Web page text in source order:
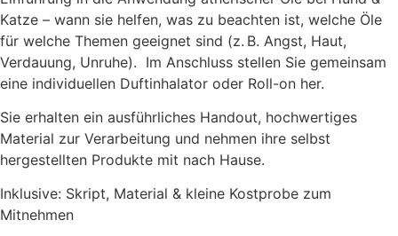
Katze – wann sie helfen, was zu beachten ist, welche Öle
für welche Themen geeignet sind (z. B. Angst, Haut,
Verdauung, Unruhe). Im Anschluss stellen Sie gemeinsam
eine individuellen Duftinhalator oder Roll-on her.
Sie erhalten ein ausführliches Handout, hochwertiges
Material zur Verarbeitung und nehmen ihre selbst
hergestellten Produkte mit nach Hause.
Inklusive: Skript, Material & kleine Kostprobe zum
Mitnehmen